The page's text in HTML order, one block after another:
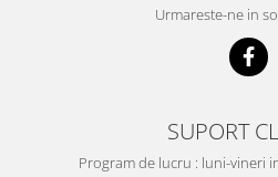
BN59 / Redmi Note 10 / Note 10s
BN5D / Note 11 4G / 11S 4G / 12S
BP4K / Redmi Note 12 Pro 5G / Poco
Acumulatori Pentru OPPO
ACUMULATORI OPPO COMPATIBILI
Urmareste-ne in
SUPORT
Program de lucru : luni-vineri